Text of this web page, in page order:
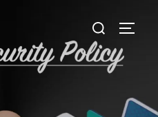
Cerca
per: